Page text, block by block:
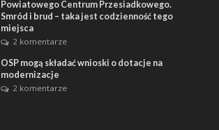
Powiatowego Centrum Przesiadkowego.
Smród i brud – taka jest codzienność tego
miejsca
2 komentarze
OSP mogą składać wnioski o dotacje na
modernizacje
2 komentarze